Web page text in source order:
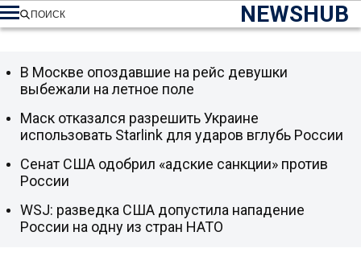
NEWSHUB
ПОИСК
В Москве опоздавшие на рейс девушки
выбежали на летное поле
Маск отказался разрешить Украине
использовать Starlink для ударов вглубь России
Сенат США одобрил «адские санкции» против
России
WSJ: разведка США допустила нападение
России на одну из стран НАТО